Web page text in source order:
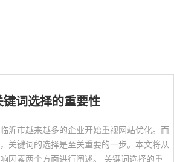
词选择的重要性
沂市越来越多的企业开始重视网站优化。而
关键词的选择是至关重要的一步。本文将从
因素两个方面进行阐述。 关键词选择的重